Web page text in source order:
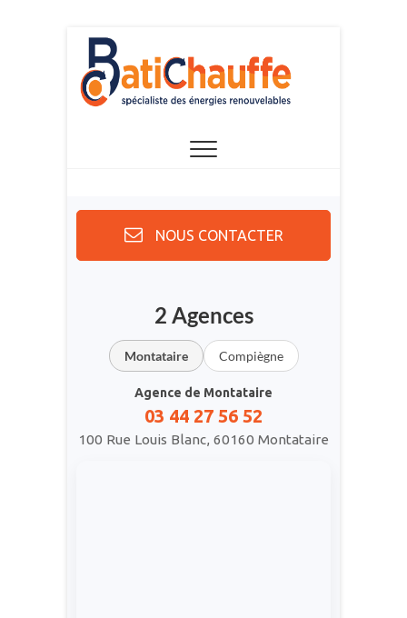
Skip
content
NOUS CONTACTER
2 Agences
Montataire Compiègne
Agence de Montataire
03 44 27 56 52
100 Rue Louis Blanc, 60160 Montataire